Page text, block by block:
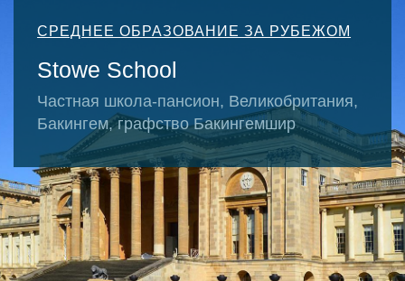
СРЕДНЕЕ ОБРАЗОВАНИЕ ЗА РУБЕЖОМ
Stowe School
Частная школа-пансион, Великобритания,
Бакингем, графство Бакингемшир